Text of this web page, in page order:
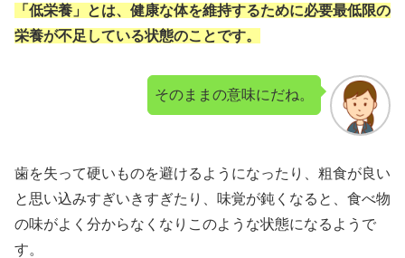
「低栄養」とは、健康な体を維持するために必要最低限の
栄養が不足している状態のことです。
そのままの意味にだね。
歯を失って硬いものを避けるようになったり、粗食が良い
と思い込みすぎいきすぎたり、味覚が鈍くなると、食べ物
の味がよく分からなくなりこのような状態になるようで
す。